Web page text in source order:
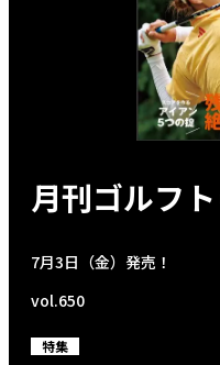
月刊ゴルフ
7月3日（金）発売！
vol.650
特集